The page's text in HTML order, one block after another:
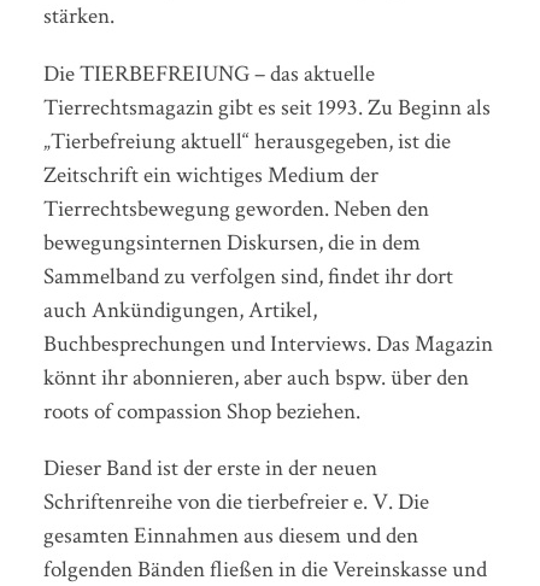
stärken.
Die TIERBEFREIUNG – das aktuelle
Tierrechtsmagazin gibt es seit 1993. Zu Beginn als
„Tierbefreiung aktuell“ herausgegeben, ist die
Zeitschrift ein wichtiges Medium der
Tierrechtsbewegung geworden. Neben den
bewegungsinternen Diskursen, die in dem
Sammelband zu verfolgen sind, findet ihr dort
auch Ankündigungen, Artikel,
Buchbesprechungen und Interviews. Das Magazin
könnt ihr abonnieren, aber auch bspw. über den
roots of compassion Shop beziehen.
Dieser Band ist der erste in der neuen
Schriftenreihe von die tierbefreier e. V. Die
gesamten Einnahmen aus diesem und den
folgenden Bänden fließen in die Vereinskasse und